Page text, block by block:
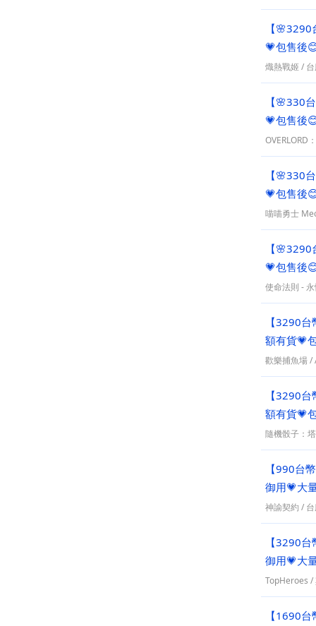
【
💗包售後
熾熱戰姬/
【🌸330
💗包售後
OVERLORD
【🌸330
💗包售後
喵喵勇士
【
💗包售後
使命法則 -
【3290
額有貨💗
歡樂捕魚場/
【3290
額有貨💗
隨機骰子：
【990台
御用💗大
神諭契約 /
【3290
御用💗大
TopHeroes /
【1690